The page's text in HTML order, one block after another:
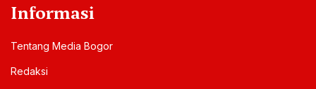
Informasi
Tentang Media Bogor
Redaksi